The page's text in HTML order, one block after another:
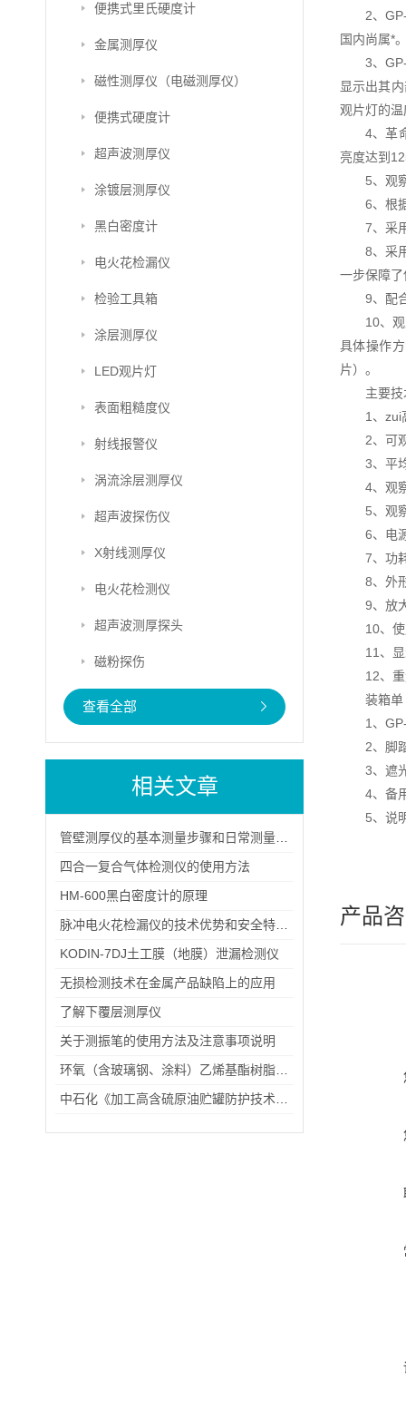
便携式里氏硬度计
金属测厚仪
磁性测厚仪（电磁测厚仪）
便携式硬度计
超声波测厚仪
涂镀层测厚仪
黑白密度计
电火花检漏仪
检验工具箱
涂层测厚仪
LED观片灯
表面粗糙度仪
射线报警仪
涡流涂层测厚仪
超声波探伤仪
X射线测厚仪
电火花检测仪
超声波测厚探头
磁粉探伤
查看全部
相关文章
四合一复合气体检测仪的使用方法
HM-600黑白密度计的原理
KODIN-7DJ土工膜（地膜）泄漏检测仪
无损检测技术在金属产品缺陷上的应用
了解下覆层测厚仪
关于测振笔的使用方法及注意事项说明
2、
国内尚属*
3、
显示出其
观片灯的
4、革
亮度达到
5、观
6、根
7、采
8、采
一步保障
9、配
10、
具体操作
片）。
主要
1、zui
2、可
3、平
4、观
5、观
6、电
7、功
8、外
9、放
10、
11、
12、
装箱单
1、
2
3
4、
5、
产品